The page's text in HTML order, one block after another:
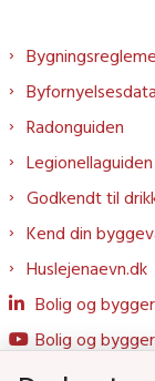
Radonguiden
Legionellaguiden
Godkendt til
Kend din
Huslejenaevn.dk
Bolig og
Bolig og